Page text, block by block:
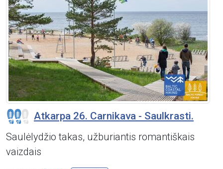
Atkarpa 26. Carnikava - Saulkrasti.
Saulėlydžio takas, užburiantis romantiškais
vaizdais